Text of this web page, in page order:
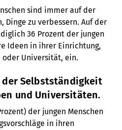
sind immer auf der
Dinge zu verbessern. Auf der
36 Prozent der jungen
Ideen in ihrer Einrichtung,
oder Universität, ein.
Selbstständigkeit
und Universitäten.
der jungen Menschen
in ihren